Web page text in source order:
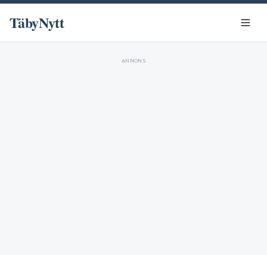
TäbyNytt
ANNONS